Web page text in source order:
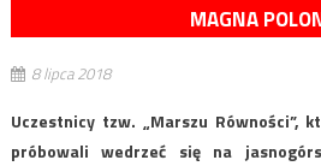
MAGNA
8 lipca 2018
Uczestnicy tzw. „Marszu Równości”,
próbowali wedrzeć się na